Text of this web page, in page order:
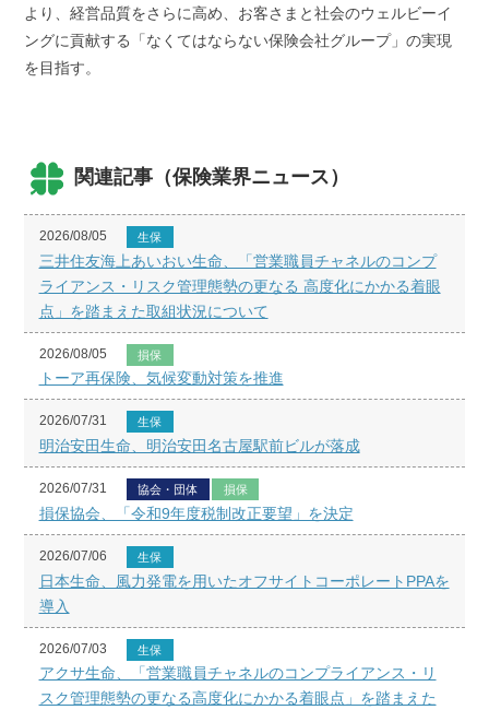
より、経営品質をさらに高め、お客さまと社会のウェルビーイ
ングに貢献する「なくてはならない保険会社グループ」の実現
を目指す。
関連記事（保険業界ニュース）
2026/08/05 生保
三井住友海上あいおい生命、「営業職員チャネルのコンプ
ライアンス・リスク管理態勢の更なる 高度化にかかる着眼
点」を踏まえた取組状況について
2026/08/05 損保
トーア再保険、気候変動対策を推進
2026/07/31 生保
明治安田生命、明治安田名古屋駅前ビルが落成
2026/07/31 協会・団体 損保
損保協会、「令和9年度税制改正要望」を決定
2026/07/06 生保
日本生命、風力発電を用いたオフサイトコーポレートPPAを
導入
2026/07/03 生保
アクサ生命、「営業職員チャネルのコンプライアンス・リ
スク管理態勢の更なる高度化にかかる着眼点」を踏まえた